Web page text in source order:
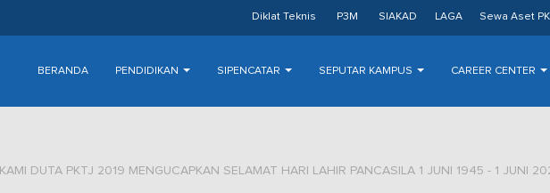
Diklat Teknis P3M SIAKAD LAGA Sewa Aset
BERANDA PENDIDIKAN SIPENCATAR SEPUTAR KAMPUS CAREER CENTER
KAMI DUTA PKTJ 2019 MENGUCAPKAN SELAMAT HARI LAHIR PANCASILA 1 JUNI 1945 - 1 JUNI